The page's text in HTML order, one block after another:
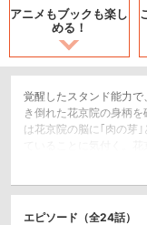
アニメもブックも楽し
める！
覚醒したスタンド能力
き倒れた花京院の身柄
は花京院の脳に｢肉の芽
ていることに気付く。
ったが、承太郎は自身
エピソード（全24話）